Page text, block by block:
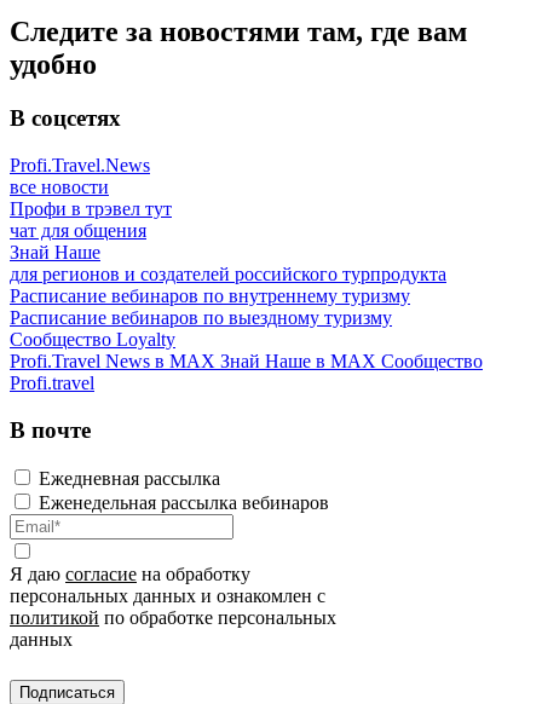
Следите за новостями там, где вам
удобно
В соцсетях
Profi.Travel.News
все новости
Профи в трэвел тут
чат для общения
Знай Наше
для регионов и создателей российского турпродукта
Расписание вебинаров по внутреннему туризму
Расписание вебинаров по выездному туризму
Сообщество Loyalty
Profi.Travel News в MAX Знай Наше в MAX Сообщество
Profi.travel
В почте
Ежедневная рассылка
Еженедельная рассылка вебинаров
Я даю согласие на обработку
персональных данных и ознакомлен с
политикой по обработке персональных
данных
Подписаться